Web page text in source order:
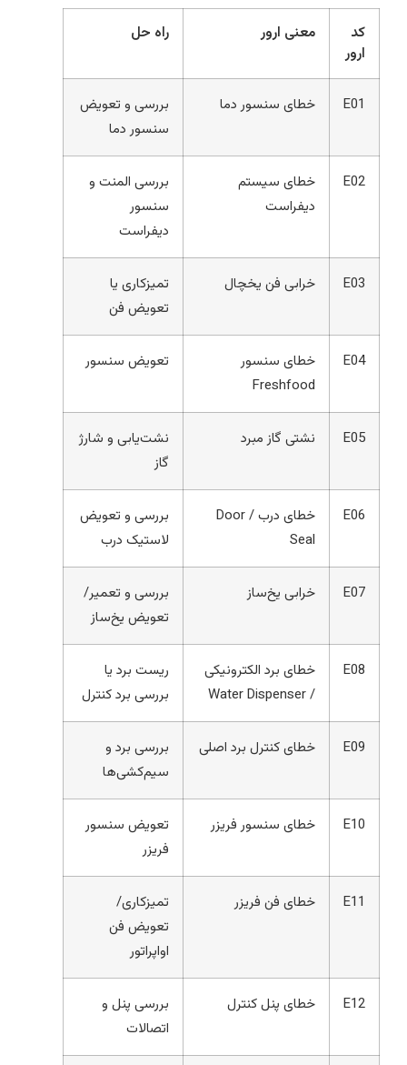
کد
ارور
معنی ارور راه حل
E01 خطای سنسور دما
بررسی و تعویض
سنسور دما
E02
خطای سیستم
دیفراست
بررسی المنت و
سنسور
دیفراست
E03 خرابی فن یخچال
تمیزکاری یا
تعویض فن
E04
خطای سنسور
Freshfood
تعویض سنسور
E05 نشتی گاز مبرد
نشت‌یابی و شارژ
گاز
E06
خطای درب / Door
Seal
بررسی و تعویض
لاستیک درب
E07 خرابی یخ‌ساز
بررسی و تعمیر/
تعویض یخ‌ساز
E08
خطای برد الکترونیکی
/ Water Dispenser
ریست برد یا
بررسی برد کنترل
E09 خطای کنترل برد اصلی
بررسی برد و
سیم‌کشی‌ها
E10 خطای سنسور فریزر
تعویض سنسور
فریزر
E11 خطای فن فریزر
تمیزکاری/
تعویض فن
اواپراتور
E12 خطای پنل کنترل
بررسی پنل و
اتصالات